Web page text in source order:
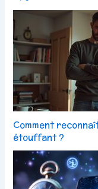
Comment
étouffant ?